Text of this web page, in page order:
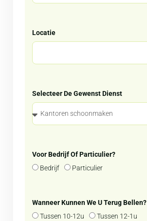
Locatie
Selecteer De Gewenst Dienst
Voor Bedrijf Of Particulier?
Bedrijf
Particulier
Wanneer Kunnen We U Terug Bellen?
Tussen 10-12u
Tussen 12-1u